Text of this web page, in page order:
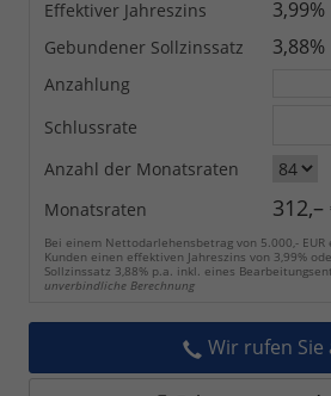
Effektiver Jahreszins 3,99%
Gebundener Sollzinssatz 3,88%
Anzahlung
Schlussrate
Anzahl der Monatsraten
Monatsraten
312,–
Bei einem Nettodarlehensbetrag von 5.000,-
Kunden einen effektiven Jahreszins von 3,99%
Sollzinssatz 3,88% p.a. inkl. eines
unverbindliche Berechnung
Wir rufen Sie